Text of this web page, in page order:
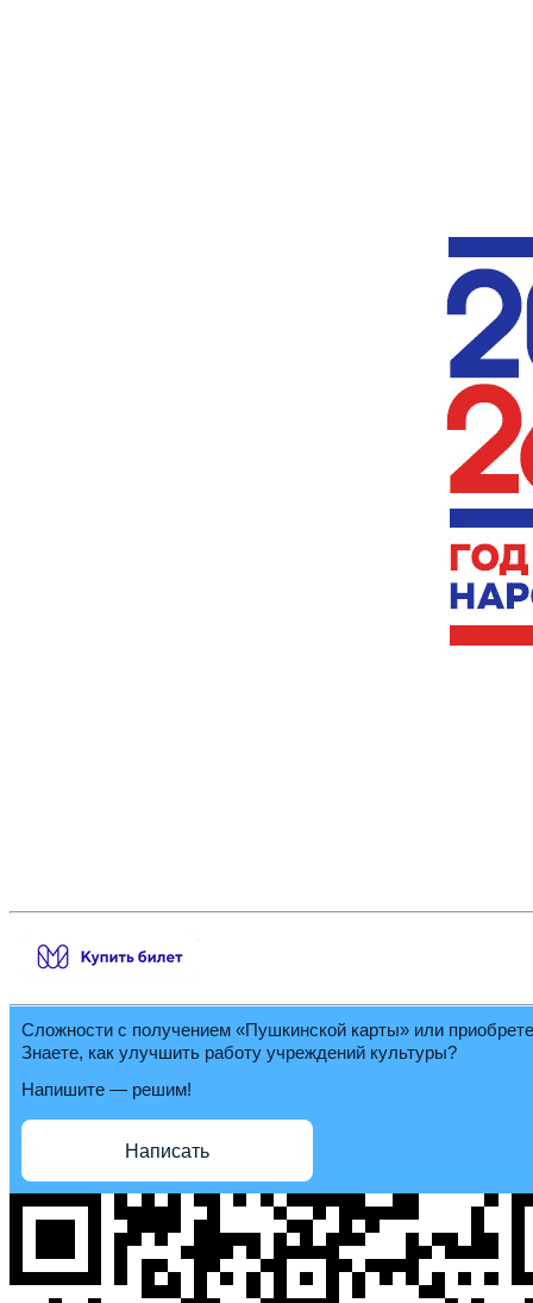
Сложности с получением «Пушкинской карты» или
Знаете, как улучшить работу учреждений культуры?
Напишите — решим!
Написать